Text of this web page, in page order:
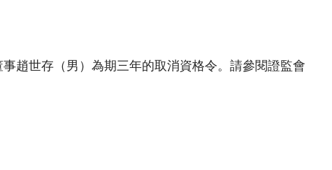
趙世存（男）為期三年的取消資格令。請參閱證監會